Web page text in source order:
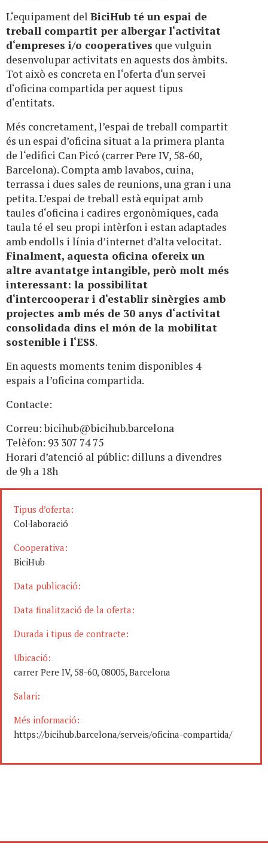
L‘equipament del BiciHub té un espai de
treball compartit per albergar l‘activitat
d‘empreses i/o cooperatives que vulguin
desenvolupar activitats en aquests dos àmbits.
Tot això es concreta en l‘oferta d‘un servei
d‘oficina compartida per aquest tipus
d‘entitats.
Més concretament, l’espai de treball compartit
és un espai d’oficina situat a la primera planta
de l‘edifici Can Picó (carrer Pere IV, 58-60,
Barcelona). Compta amb lavabos, cuina,
terrassa i dues sales de reunions, una gran i una
petita. L’espai de treball està equipat amb
taules d‘oficina i cadires ergonòmiques, cada
taula té el seu propi intèrfon i estan adaptades
amb endolls i línia d’internet d’alta velocitat.
Finalment, aquesta oficina ofereix un
altre avantatge intangible, però molt més
interessant: la possibilitat
d‘intercooperar i d‘establir sinèrgies amb
projectes amb més de 30 anys d‘activitat
consolidada dins el món de la mobilitat
sostenible i l‘ESS.
En aquests moments tenim disponibles 4
espais a l’oficina compartida.
Contacte:
Correu:bicihub@bicihub.barcelona
Telèfon: 93 307 74 75
Horari d’atenció al públic: dilluns a divendres
de 9h a 18h
Tipus d’oferta:
Col·laboració
Cooperativa:
BiciHub
Data publicació:
Data finalització de la oferta:
Durada i tipus de contracte:
Ubicació:
carrer Pere IV, 58-60, 08005, Barcelona
Salari:
Més informació:
https://bicihub.barcelona/serveis/oficina-compartida/